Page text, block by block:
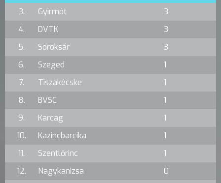
3.
Gyirmót
3
4.
DVTK
3
5.
Soroksár
3
6.
Szeged
1
7.
Tiszakécske
1
8.
BVSC
1
9.
Karcag
1
10.
Kazincbarcika
1
11.
Szentlőrinc
1
12.
Nagykanizsa
0